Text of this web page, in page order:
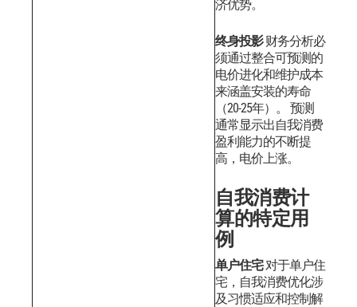
济优势。
终身投影财务分析必
须通过整合可预测的
电价进化和维护成本
来涵盖安装的寿命
（20-25年）。
预测
通常显示出自我消费
盈利能力的不断提
高，电价上涨。
自我消费计
算的特定用
例
单户住宅对于单户住
宅，自我消费优化涉
及习惯适应和控制解